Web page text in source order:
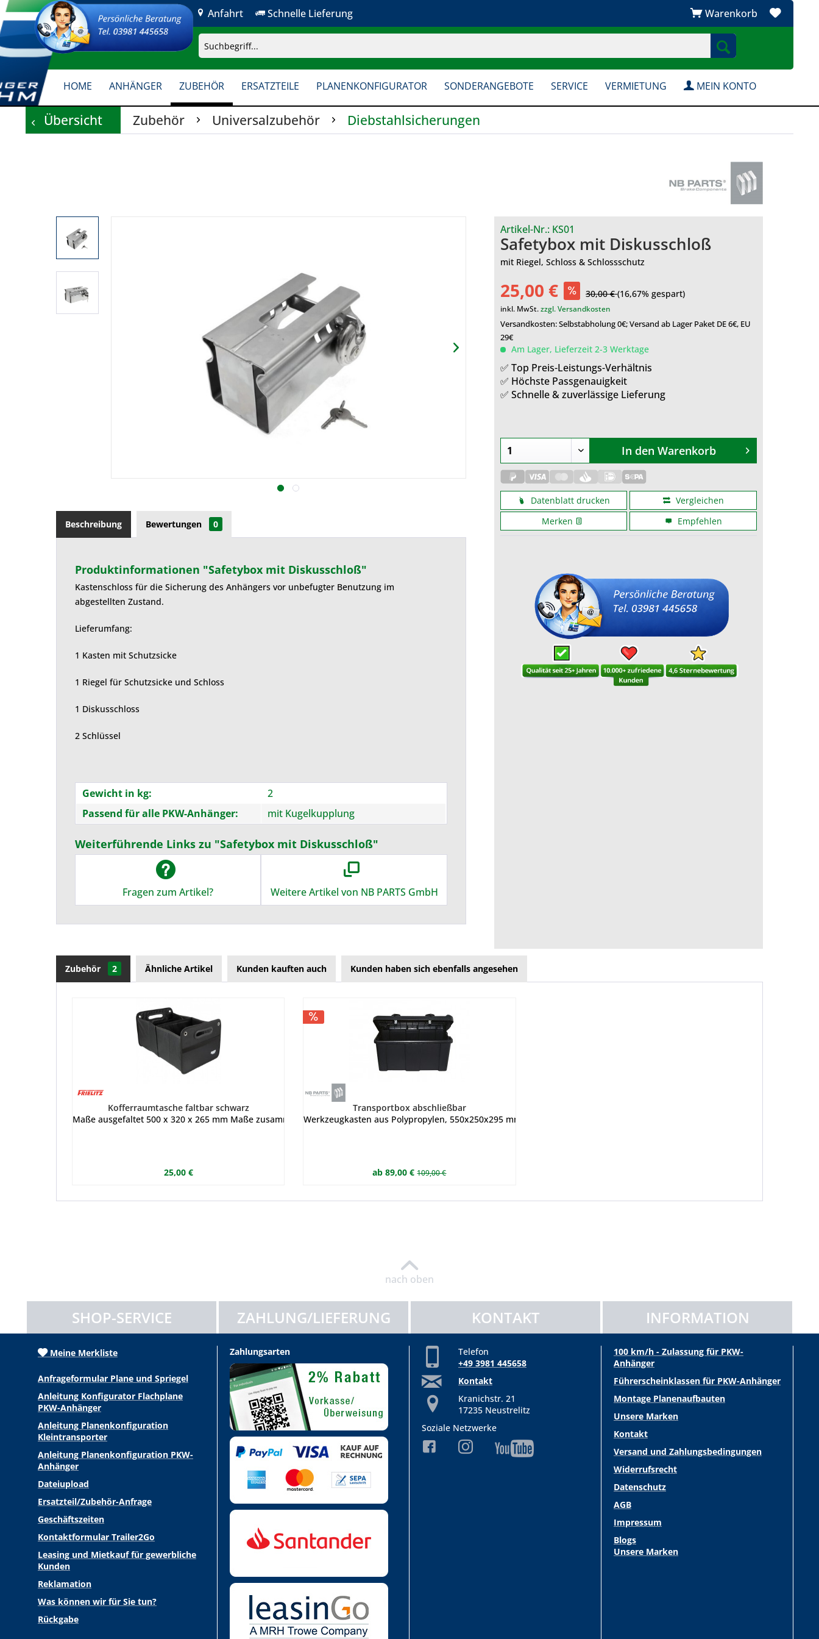
Anfahrt Schnelle Lieferung Warenkorb
HOME ANHÄNGER ZUBEHÖR ERSATZTEILE PLANENKONFIGURATOR SONDERANGEBOTE SERVICE VERMIETUNG MEIN KONTO
Übersicht Zubehör Universalzubehör Diebstahlsicherungen
Beschreibung Bewertungen 0
Produktinformationen "Safetybox mit Diskusschloß"
Kastenschloss für die Sicherung des Anhängers vor unbefugter Benutzung im
abgestellten Zustand.
Lieferumfang:
1 Kasten mit Schutzsicke
1 Riegel für Schutzsicke und Schloss
1 Diskusschloss
2 Schlüssel
Gewicht in kg:
2
Passend für alle PKW-Anhänger:
mit Kugelkupplung
Weiterführende Links zu "Safetybox mit Diskusschloß"
Fragen zum Artikel? Weitere Artikel von NB PARTS GmbH
Artikel-Nr.: KS01
Safetybox mit Diskusschloß
mit Riegel, Schloss & Schlossschutz
25,00 € 30,00 €(16,67% gespart)
inkl. MwSt.zzgl. Versandkosten
Versandkosten: Selbstabholung 0€; Versand ab Lager Paket DE 6€, EU
29€
Am Lager, Lieferzeit 2-3 Werktage
✅ Top Preis-Leistungs-Verhältnis
✅ Höchste Passgenauigkeit
✅ Schnelle & zuverlässige Lieferung
In den Warenkorb
Datenblatt drucken
Vergleichen
Merken
Empfehlen
Zubehör 2 Ähnliche Artikel Kunden kauften auch Kunden haben sich ebenfalls angesehen
Kofferraumtasche faltbar schwarz
Maße ausgefaltet 500 x 320 x 265 mm Maße zusammengefaltet 320 x 40 x 265 mm Farbe schwarz inkl. Bodenverstärkung und Grifflöcher Passt in jeden Kofferraum. Praktisch zur
25,00 €
Transportbox abschließbar
Werkzeugkasten aus Polypropylen, 550x250x295 mm, abschließbar Höhe mit Verschluss 294 mm Kapazität: 23 l, Max.
ab 89,00 € 109,00 €
nach oben
SHOP-SERVICE ZAHLUNG/LIEFERUNG KONTAKT INFORMATION
Meine Merkliste
Anfrageformular Plane und Spriegel
Anleitung Konfigurator Flachplane
PKW-Anhänger
Anleitung Planenkonfiguration
Kleintransporter
Anleitung Planenkonfiguration PKW-
Anhänger
Dateiupload
Ersatzteil/Zubehör-Anfrage
Geschäftszeiten
Kontaktformular Trailer2Go
Leasing und Mietkauf für gewerbliche
Kunden
Reklamation
Was können wir für Sie tun?
Rückgabe
Zahlungsarten
Telefon
+49 3981 445658
Kontakt
Kranichstr. 21
17235 Neustrelitz
Soziale Netzwerke
100 km/h - Zulassung für PKW-
Anhänger
Führerscheinklassen für PKW-Anhänger
Montage Planenaufbauten
Unsere Marken
Kontakt
Versand und Zahlungsbedingungen
Widerrufsrecht
Datenschutz
AGB
Impressum
Blogs
Unsere Marken